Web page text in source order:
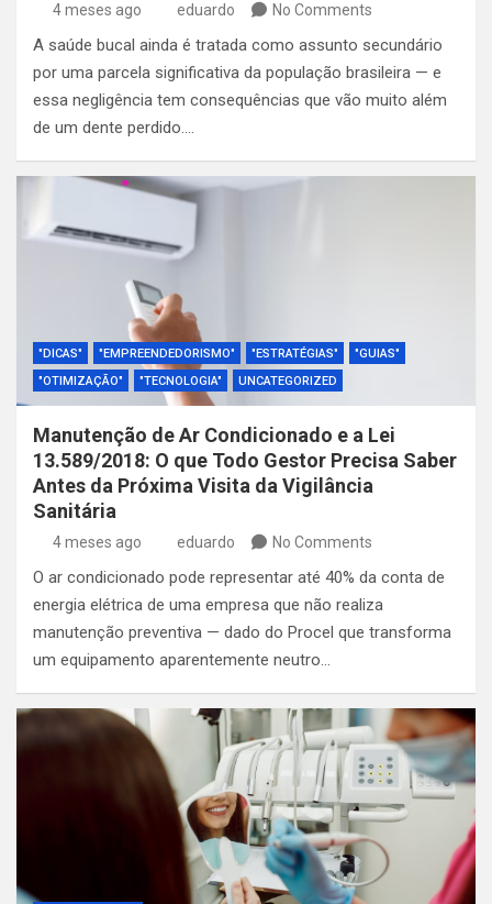
4 meses ago eduardo No Comments
A saúde bucal ainda é tratada como assunto secundário
por uma parcela significativa da população brasileira — e
essa negligência tem consequências que vão muito além
de um dente perdido.…
"DICAS" "EMPREENDEDORISMO" "ESTRATÉGIAS"
"GUIAS"
"OTIMIZAÇÃO"
"TECNOLOGIA" UNCATEGORIZED
Manutenção de Ar Condicionado e a Lei
13.589/2018: O que Todo Gestor Precisa Saber
Antes da Próxima Visita da Vigilância
Sanitária
4 meses ago eduardo No Comments
O ar condicionado pode representar até 40% da conta de
energia elétrica de uma empresa que não realiza
manutenção preventiva — dado do Procel que transforma
um equipamento aparentemente neutro…